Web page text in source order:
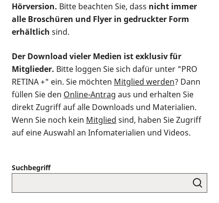
Hörversion. Bitte beachten Sie, dass nicht immer
alle Broschüren und Flyer in gedruckter Form
erhältlich sind.
Der Download vieler Medien ist exklusiv für
Mitglieder. Bitte loggen Sie sich dafür unter "PRO
RETINA +" ein. Sie möchten Mitglied werden? Dann
füllen Sie den Online-Antrag aus und erhalten Sie
direkt Zugriff auf alle Downloads und Materialien.
Wenn Sie noch kein Mitglied sind, haben Sie Zugriff
auf eine Auswahl an Infomaterialien und Videos.
Suchbegriff